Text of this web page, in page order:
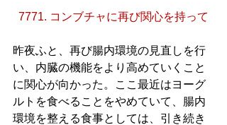
7771. コンブチャに再び関心を持って
昨夜ふと、再び腸内環境の見直しを行
い、内臓の機能をより高めていくこと
に関心が向かった。ここ最近はヨーグ
ルトを食べることをやめていて、腸内
環境を整える食事としては、引き続き